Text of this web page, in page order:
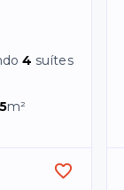
4 suítes
m²